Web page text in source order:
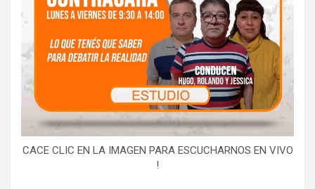
CACE CLIC EN LA IMAGEN PARA ESCUCHARNOS EN VIVO
!